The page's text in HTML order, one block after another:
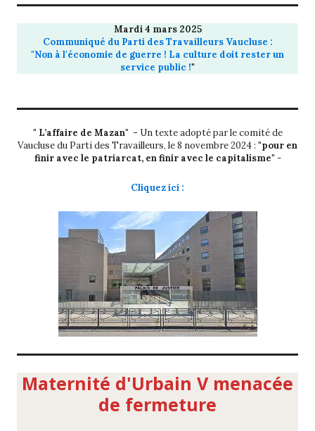
Mardi 4 mars 2025
Communiqué du Parti des Travailleurs Vaucluse :
"Non à l'économie de guerre ! La culture doit rester un
service public !"
" L’affaire de Mazan" - Un texte adopté par le comité de
Vaucluse du Parti des Travailleurs, le 8 novembre 2024 : "pour en
finir avec le patriarcat, en finir avec le capitalisme" -
Cliquez ici :
Maternité d'Urbain V menacée
de fermeture